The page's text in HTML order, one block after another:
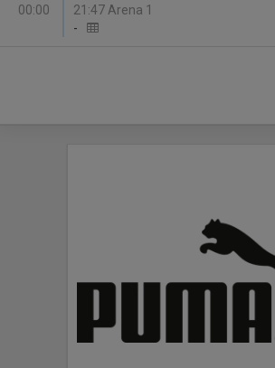
00:00
21:47 Arena 1
-